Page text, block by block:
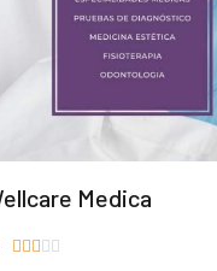
Medica
    